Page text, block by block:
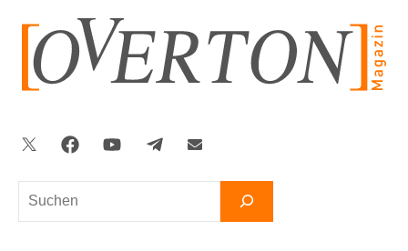
springen
Suchen
Twitter FacebookYouTubeTelegram